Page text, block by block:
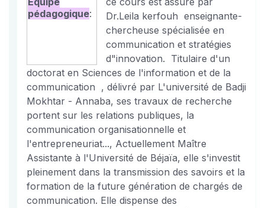
pédagogique:
Dr.Leila kerfouh enseignante-
chercheuse spécialisée en
communication et stratégies
d"innovation. Titulaire d'un
doctorat en Sciences de l'information et de la
communication , délivré par L'université de Badji
Mokhtar - Annaba, ses travaux de recherche
portent sur les relations publiques, la
communication organisationnelle et
l'entrepreneuriat..., Actuellement Maître
Assistante à l'Université de Béjaïa, elle s'investit
pleinement dans la transmission des savoirs et la
formation de la future génération de chargés de
communication. Elle dispense des